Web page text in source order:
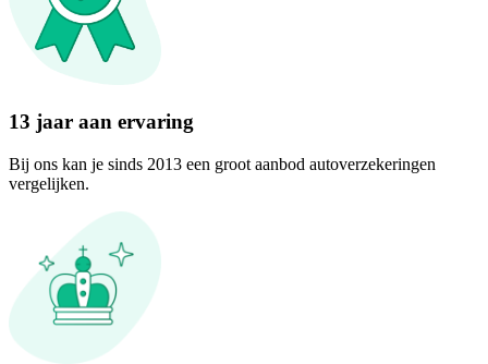
13 jaar aan ervaring
Bij ons kan je sinds 2013 een groot aanbod autoverzekeringen
vergelijken.